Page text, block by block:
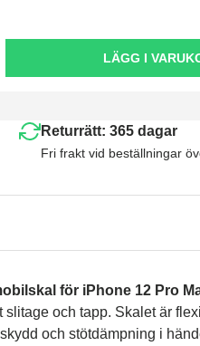
LÄGG I
Returrätt: 365 dagar
Fri frakt vid beställningar
för iPhone 12 Pro
slitage och tapp. Skalet är
och stötdämpning i